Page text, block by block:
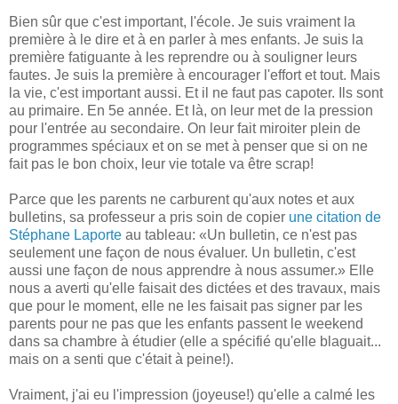
Bien sûr que c'est important, l'école. Je suis vraiment la
première à le dire et à en parler à mes enfants. Je suis la
première fatiguante à les reprendre ou à souligner leurs
fautes. Je suis la première à encourager l'effort et tout. Mais
la vie, c'est important aussi. Et il ne faut pas capoter. Ils sont
au primaire. En 5e année. Et là, on leur met de la pression
pour l'entrée au secondaire. On leur fait miroiter plein de
programmes spéciaux et on se met à penser que si on ne
fait pas le bon choix, leur vie totale va être scrap!
Parce que les parents ne carburent qu'aux notes et aux
bulletins, sa professeur a pris soin de copier une citation de
Stéphane Laporte au tableau: «Un bulletin, ce n'est pas
seulement une façon de nous évaluer. Un bulletin, c'est
aussi une façon de nous apprendre à nous assumer.» Elle
nous a averti qu'elle faisait des dictées et des travaux, mais
que pour le moment, elle ne les faisait pas signer par les
parents pour ne pas que les enfants passent le weekend
dans sa chambre à étudier (elle a spécifié qu'elle blaguait...
mais on a senti que c'était à peine!).
Vraiment, j'ai eu l'impression (joyeuse!) qu'elle a calmé les